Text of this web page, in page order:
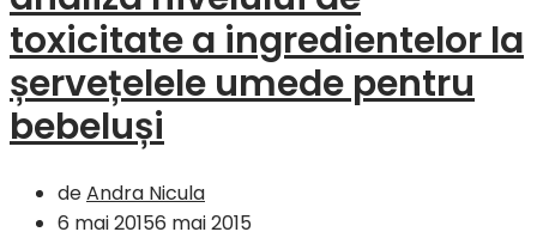
toxicitate a ingredientelor la
șervețelele umede pentru
bebeluși
deAndra Nicula
6 mai 20156 mai 2015